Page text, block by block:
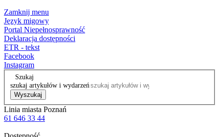
Zamknij menu
Język migowy
Portal Niepełnosprawność
Deklaracja dostępności
ETR - tekst
Facebook
Instagram
Szukaj
szukaj artykułów i wydarzeń
Wyszukaj
Linia miasta Poznań
61 646 33 44